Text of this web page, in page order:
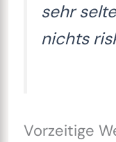
sehr
nichts
Vorzeitige